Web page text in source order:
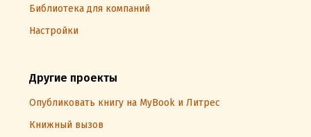
Библиотека для компаний
Настройки
Другие проекты
Опубликовать книгу на MyBook и Литрес
Книжный вызов